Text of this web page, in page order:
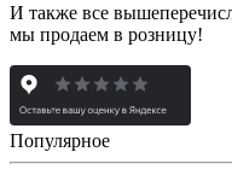
И также все
мы продаем в розницу!
Популярное